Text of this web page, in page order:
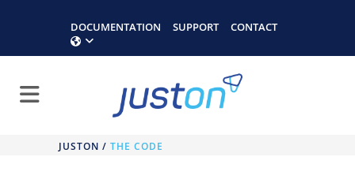
DOCUMENTATION SUPPORT CONTACT
JUSTON / THE CODE